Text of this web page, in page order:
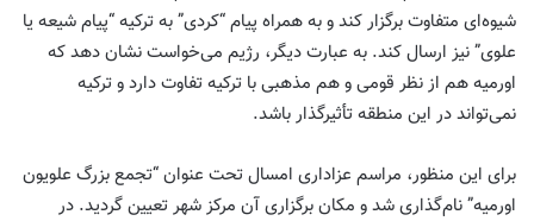
شیوه‌ای متفاوت برگزار کند و به همراه پیام “کردی” به ترکیه “پیام شیعه یا
علوی” نیز ارسال کند. به عبارت دیگر، رژیم می‌خواست نشان دهد که
اورمیه هم از نظر قومی و هم مذهبی با ترکیه تفاوت دارد و ترکیه
نمی‌تواند در این منطقه تأثیرگذار باشد.
برای این منظور، مراسم عزاداری امسال تحت عنوان “تجمع بزرگ علویون
اورمیه” نام‌گذاری شد و مکان برگزاری آن مرکز شهر تعیین گردید. در